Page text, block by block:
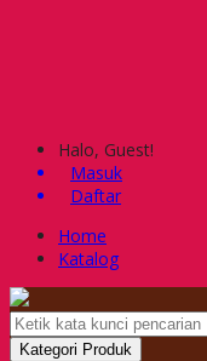
Halo, Guest!
Masuk
Daftar
Home
Katalog
Kategori Produk